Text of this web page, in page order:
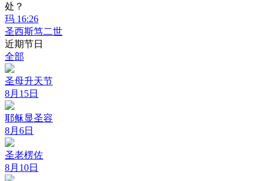
处？
玛 16:26
圣西斯笃二世
近期节日
全部
圣母升天节
8月15日
耶稣显圣容
8月6日
圣老楞佐
8月10日